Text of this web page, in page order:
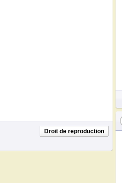
Droit de reproduction